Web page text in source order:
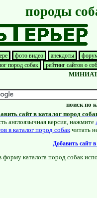
породы
фото видео анекдоты
пород собак
рейтинг сайтов о
поиск по
сайт в каталог пород
англоязычная версия, нажмите
в каталог пород собакчитать
Добавить сайт
форму каталога пород собак